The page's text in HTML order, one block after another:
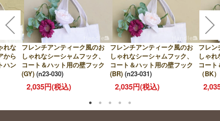
れな
から
ハン
フレンチアンティーク風のお
しゃれなシーシャムフック、
コート＆ハット用の壁フック
(GY) (n23-030)
2,035円(税込)
フレンチアンティーク風のお
しゃれなシーシャムフック、
コート＆ハット用の壁フック
(BR) (n23-031)
2,035円(税込)
フレン
しゃ
コー
（BK）